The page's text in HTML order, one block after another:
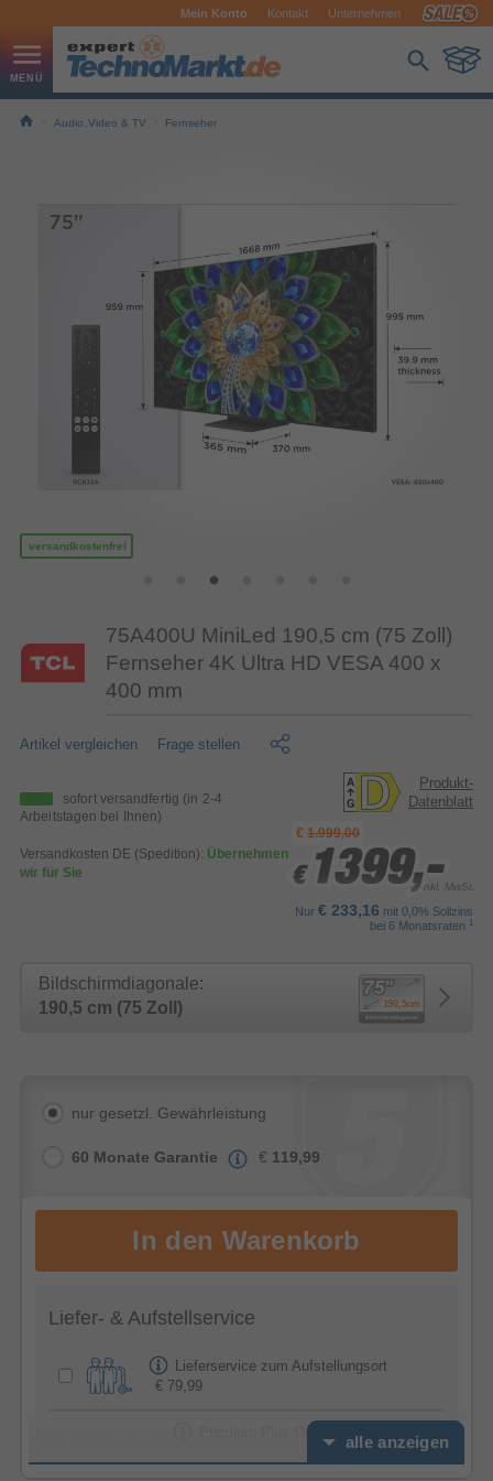
Mein Konto Kontakt Unternehmen
Audio,Video & TV Fernseher
versandkostenfrei
75A400U MiniLed 190,5 cm (75 Zoll)
Fernseher 4K Ultra HD VESA 400 x
400 mm
Artikel vergleichen Frage stellen
sofort versandfertig (in 2-4
Arbeitstagen bei Ihnen)
Versandkosten DE (Spedition): Übernehmen
wir für Sie
Produkt-
Datenblatt
€ 1.999,00
€ 1399,-
€ 1399,-
€ 1399,-inkl. MwSt.
Nur € 233,16 mit 0,0% Sollzins
bei 6 Monatsraten 1
Bildschirmdiagonale:
190,5 cm (75 Zoll)
nur gesetzl. Gewährleistung
60 Monate Garantie € 119,99
Liefer- & Aufstellservice
Lieferservice zum Aufstellungsort
€ 79,99
Premium Plus Option -
alle anzeigen